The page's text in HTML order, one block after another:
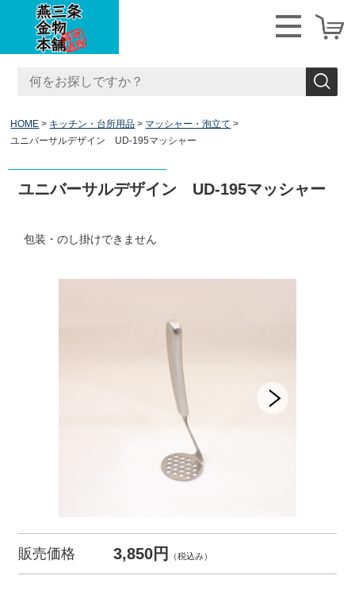
HOME キッチン・台所用品
マッシャー・泡立て
ユニバーサルデザイン UD-195マッシャー
ユニバーサルデザイン UD-195マッシャー
包装・のし掛けできません
販売価格 3,850円 （税込み）